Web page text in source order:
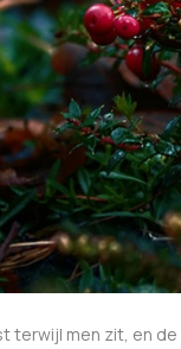
terwijl men zit, en